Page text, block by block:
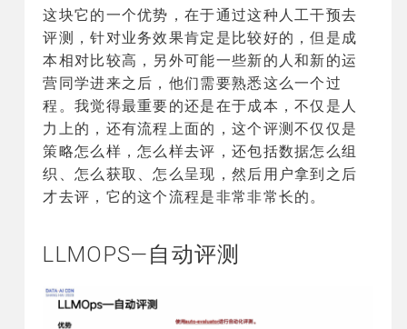
这块它的一个优势，在于通过这种人工干预去
评测，针对业务效果肯定是比较好的，但是成
本相对比较高，另外可能一些新的人和新的运
营同学进来之后，他们需要熟悉这么一个过
程。我觉得最重要的还是在于成本，不仅是人
力上的，还有流程上面的，这个评测不仅仅是
策略怎么样，怎么样去评，还包括数据怎么组
织、怎么获取、怎么呈现，然后用户拿到之后
才去评，它的这个流程是非常非常长的。
LLMOPS—自动评测